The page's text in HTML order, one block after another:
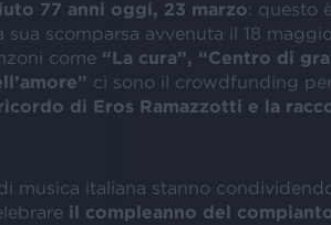
77 anni oggi, 23 marzo: questo
scomparsa avvenuta il 18
come “La cura”, “Centro di
ci sono il crowdfunding
di Eros Ramazzotti e la
musica italiana stanno
il compleanno del